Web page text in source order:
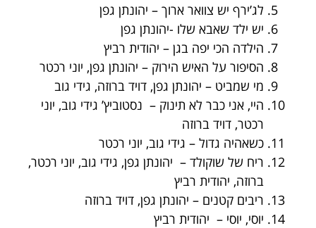
לג’ירף יש צוואר ארוך – יהונתן גפן
יש ילד שאבא שלו -יהונתן גפן
הילדה הכי יפה בגן – יהודית רביץ
הסיפור על האיש הירוק – יהונתן גפן, יוני רכטר
מי שמביט – יהונתן גפן, דויד ברוזה, גידי גוב
היי, אני כבר לא תינוק – נסטוביץ’ גידי גוב, יוני
רכטר, דויד ברוזה
כשאהיה גדול – גידי גוב, יוני רכטר
ריח של שוקולד – יהונתן גפן, גידי גוב, יוני רכטר,
ברוזה, יהודית רביץ
ריבים קטנים – יהונתן גפן, דויד ברוזה
יוסי, יוסי – יהודית רביץ